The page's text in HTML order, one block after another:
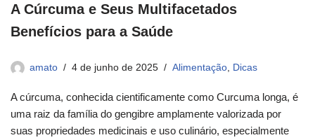
A Cúrcuma e Seus Multifacetados
Benefícios para a Saúde
amato 4 de junho de 2025 Alimentação Dicas
A cúrcuma, conhecida cientificamente como Curcuma longa, é
uma raiz da família do gengibre amplamente valorizada por
suas propriedades medicinais e uso culinário, especialmente